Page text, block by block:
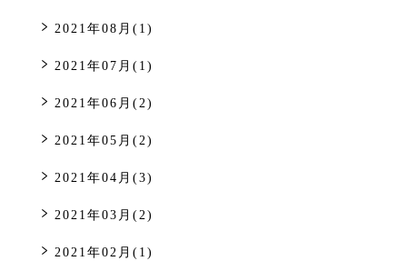
2021年08月(1)
2021年07月(1)
2021年06月(2)
2021年05月(2)
2021年04月(3)
2021年03月(2)
2021年02月(1)